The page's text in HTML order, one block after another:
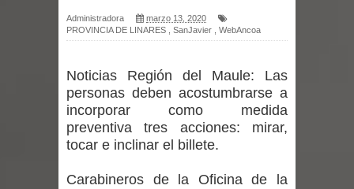
Alerta por hantavirus: expertos piden
Matrimonios Linarenses Celebraron
Bodas de Oro
Administradora
marzo 13, 2020
PROVINCIA DE LINARES
SanJavier WebAncoa
Noticias Región del Maule: Las
personas deben acostumbrarse a
incorporar como medida
preventiva tres acciones: mirar,
tocar e inclinar el billete.
Carabineros de la Oficina de la